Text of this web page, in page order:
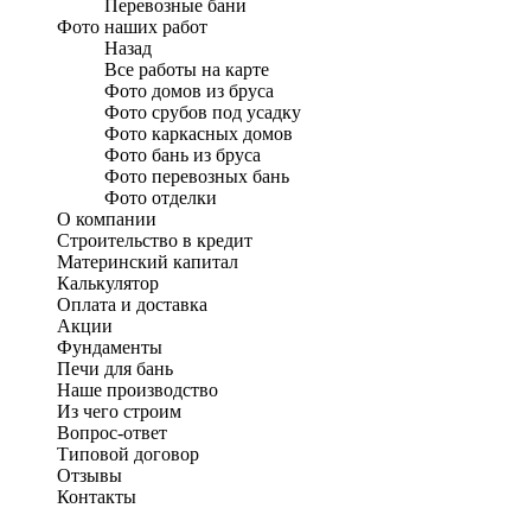
Перевозные бани
Фото наших работ
Назад
Все работы на карте
Фото домов из бруса
Фото срубов под усадку
Фото каркасных домов
Фото бань из бруса
Фото перевозных бань
Фото отделки
О компании
Строительство в кредит
Материнский капитал
Калькулятор
Оплата и доставка
Акции
Фундаменты
Печи для бань
Наше производство
Из чего строим
Вопрос-ответ
Типовой договор
Отзывы
Контакты